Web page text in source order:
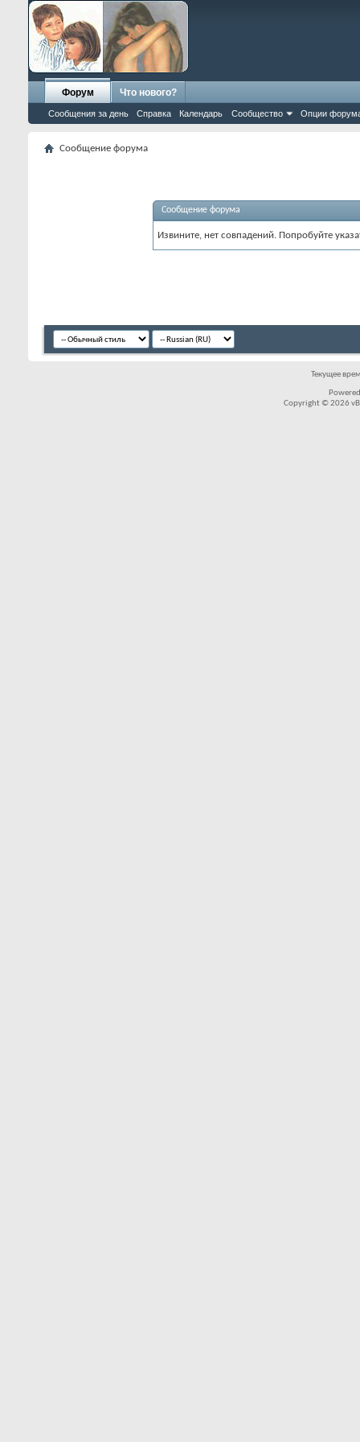
Форум
Сообщения за день Справка Календарь Сообщество Опции
Что нового?
Сообщение форума
Сообщение форума
Извините, нет совпадений. Попробуйте
Текущее
Copyright © 2026